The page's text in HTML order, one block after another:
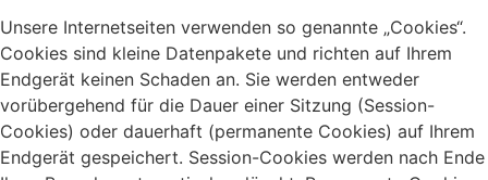
Unsere Internetseiten verwenden so genannte „Cookies“.
Cookies sind kleine Datenpakete und richten auf Ihrem
Endgerät keinen Schaden an. Sie werden entweder
vorübergehend für die Dauer einer Sitzung (Session-
Cookies) oder dauerhaft (permanente Cookies) auf Ihrem
Endgerät gespeichert. Session-Cookies werden nach Ende